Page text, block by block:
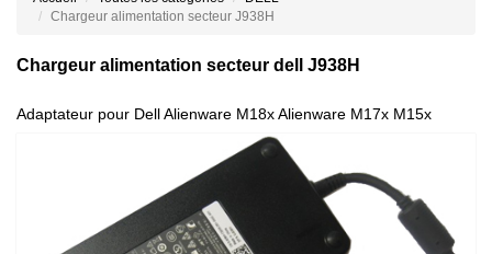
Chargeur alimentation secteur J938H
Chargeur alimentation secteur dell J938H
Adaptateur pour Dell Alienware M18x Alienware M17x M15x
240W 100-240V 50-60Hz (for worldwi J938H